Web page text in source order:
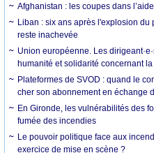
Afghanistan : les coupes dans
Liban : six ans après l'explosion du
reste inachevée
Union européenne. Les
humanité et solidarité concernant
Plateformes de SVOD : quand le
cher son abonnement en échange
En Gironde, les vulnérabilités des
fumée des incendies
Le pouvoir politique face aux
exercice de mise en scène ?